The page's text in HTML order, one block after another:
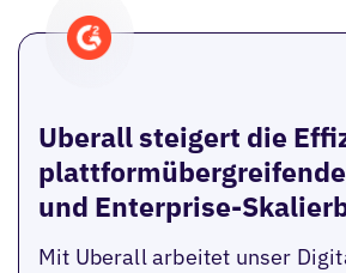
Uberall steigert die
und Enterprise-
Mit Uberall arbeitet unser